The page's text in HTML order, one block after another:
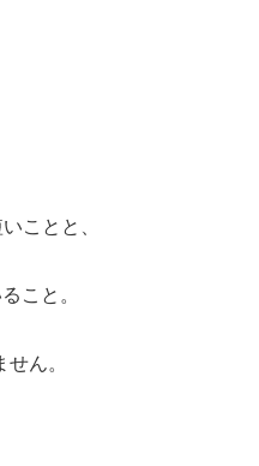
ことと、
こと。
せん。